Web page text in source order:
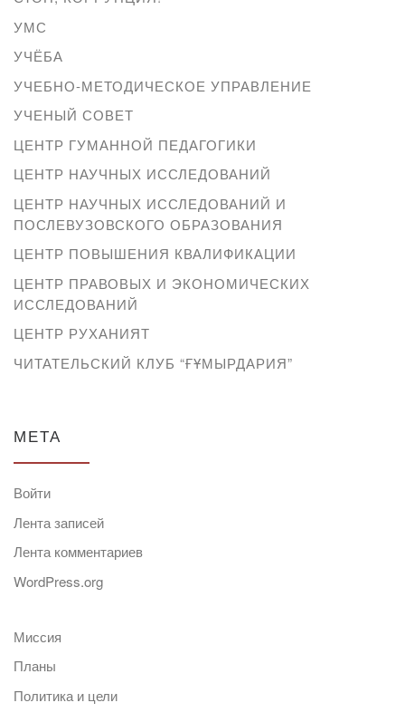
УМС
УЧЁБА
УЧЕБНО-МЕТОДИЧЕСКОЕ УПРАВЛЕНИЕ
УЧЕНЫЙ СОВЕТ
ЦЕНТР ГУМАННОЙ ПЕДАГОГИКИ
ЦЕНТР НАУЧНЫХ ИССЛЕДОВАНИЙ
ЦЕНТР НАУЧНЫХ ИССЛЕДОВАНИЙ И
ПОСЛЕВУЗОВСКОГО ОБРАЗОВАНИЯ
ЦЕНТР ПОВЫШЕНИЯ КВАЛИФИКАЦИИ
ЦЕНТР ПРАВОВЫХ И ЭКОНОМИЧЕСКИХ
ИССЛЕДОВАНИЙ
ЦЕНТР РУХАНИЯТ
ЧИТАТЕЛЬСКИЙ КЛУБ “ҒҰМЫРДАРИЯ”
МЕТА
Войти
Лента записей
Лента комментариев
WordPress.org
Миссия
Планы
Политика и цели